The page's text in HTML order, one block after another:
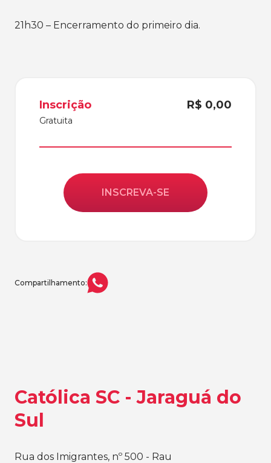
21h30 – Encerramento do primeiro dia.
Inscrição
Gratuita
R$ 0,00
INSCREVA-SE
Compartilhamento:
Católica SC - Jaraguá do
Sul
Rua dos Imigrantes, nº 500 - Rau